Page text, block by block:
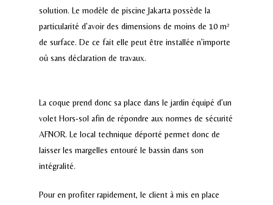
solution. Le modèle de piscine Jakarta possède la
particularité d’avoir des dimensions de moins de 10 m²
de surface. De ce fait elle peut être installée n’importe
où sans déclaration de travaux.
La coque prend donc sa place dans le jardin équipé d’un
volet Hors-sol afin de répondre aux normes de sécurité
AFNOR. Le local technique déporté permet donc de
laisser les margelles entouré le bassin dans son
intégralité.
Pour en profiter rapidement, le client à mis en place